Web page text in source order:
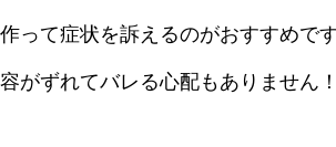
って症状を訴えるのがおすすめです
がずれてバレる心配もありません！